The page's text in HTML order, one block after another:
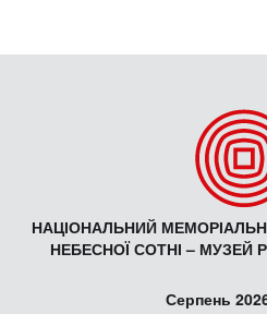
НАЦІОНАЛЬНИЙ
НЕБЕСНОЇ СОТНІ – МУЗЕЙ
Серпень